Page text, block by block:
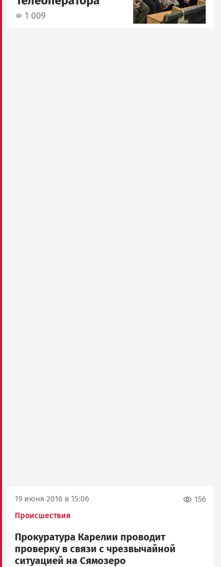
1 009
19 июня 2016 в 15:06
Происшествия
156
Прокуратура Карелии проводит
проверку в связи с чрезвычайной
ситуацией на Сямозеро